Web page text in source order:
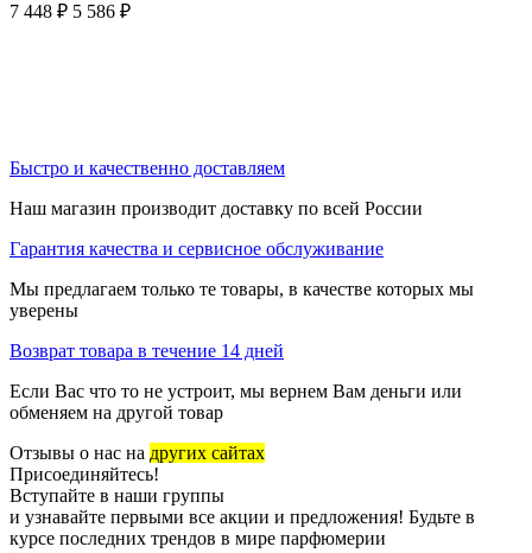
7 448 ₽ 5 586 ₽
Быстро и качественно доставляем
Наш магазин производит доставку по всей России
Гарантия качества и сервисное обслуживание
Мы предлагаем только те товары, в качестве которых мы
уверены
Возврат товара в течение 14 дней
Если Вас что то не устроит, мы вернем Вам деньги или
обменяем на другой товар
Отзывы о нас на других сайтах
Присоединяйтесь!
Вступайте в наши группы
и узнавайте первыми все акции и предложения! Будьте в
курсе последних трендов в мире парфюмерии